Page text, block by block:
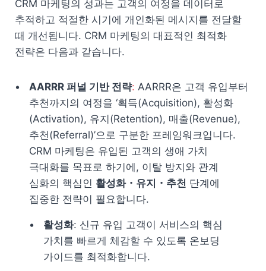
CRM 마케팅의 성과는 고객의 여정을 데이터로
추적하고 적절한 시기에 개인화된 메시지를 전달할
때 개선됩니다. CRM 마케팅의 대표적인 최적화
전략은 다음과 같습니다.
AARRR 퍼널 기반 전략: AARRR은 고객 유입부터
추천까지의 여정을 ‘획득(Acquisition), 활성화
(Activation), 유지(Retention), 매출(Revenue),
추천(Referral)’으로 구분한 프레임워크입니다.
CRM 마케팅은 유입된 고객의 생애 가치
극대화를 목표로 하기에, 이탈 방지와 관계
심화의 핵심인 활성화・유지・추천 단계에
집중한 전략이 필요합니다.
활성화: 신규 유입 고객이 서비스의 핵심
가치를 빠르게 체감할 수 있도록 온보딩
가이드를 최적화합니다.